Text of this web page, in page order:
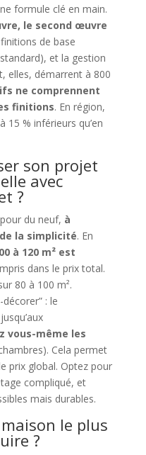
formule clé en main.
le second œuvre
de base
et la gestion
elles, démarrent à 800
ne comprennent
finitions. En région,
15 % inférieurs qu’en
son projet
avec
?
du neuf, à
la simplicité. En
à 120 m² est
dans le prix total.
80 à 100 m².
: le
vous-même les
Cela permet
prix global. Optez pour
compliqué, et
mais durables.
le plus
?